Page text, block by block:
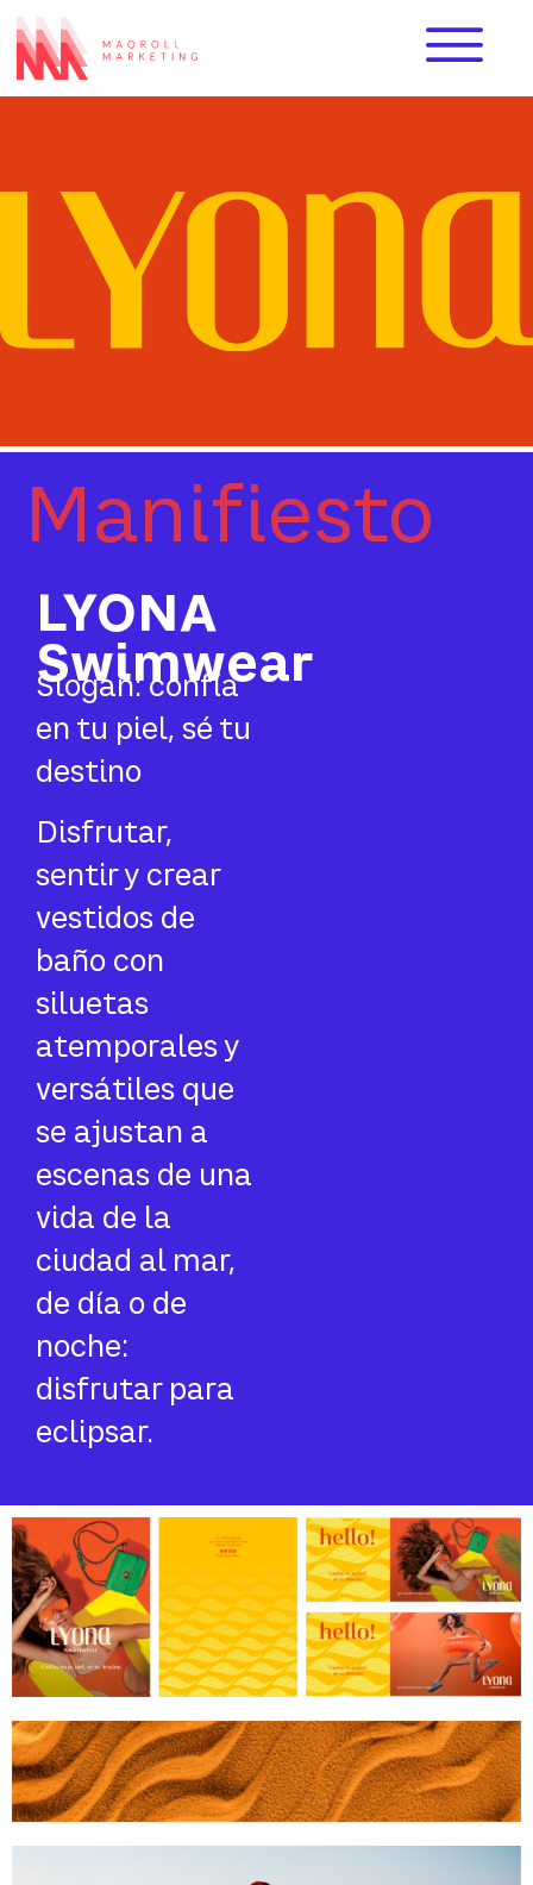
Manifiesto
LYONA
Swimwear
Slogan: confía
en tu piel, sé tu
destino
Disfrutar,
sentir y crear
vestidos de
baño con
siluetas
atemporales y
versátiles que
se ajustan a
escenas de una
vida de la
ciudad al mar,
de día o de
noche:
disfrutar para
eclipsar.